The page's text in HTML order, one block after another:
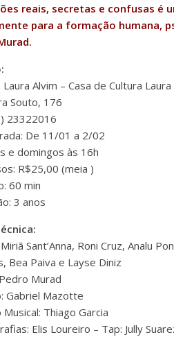
reais, secretas e confusas é
para a formação humana,
Alvim – Casa de Cultura Laura
Souto, 176
23322016
De 11/01 a 2/02
e domingos às 16h
R$25,00 (meia )
60 min
3 anos
Sant’Anna, Roni Cruz, Analu
Bea Paiva e Layse Diniz
Murad
Gabriel Mazotte
Musical: Thiago Garcia
Elis Loureiro – Tap: Jully